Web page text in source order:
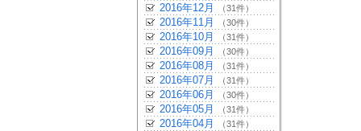
2016年12月 （31件）
2016年11月 （30件）
2016年10月 （31件）
2016年09月 （30件）
2016年08月 （31件）
2016年07月 （31件）
2016年06月 （30件）
2016年05月 （31件）
2016年04月 （31件）